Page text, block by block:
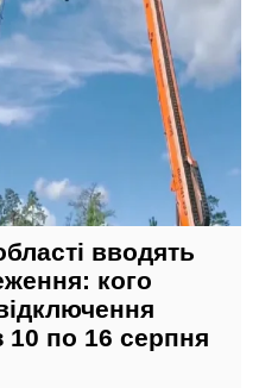
вводять
кого
10 по 16 серпня